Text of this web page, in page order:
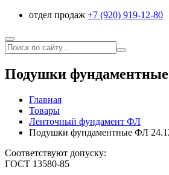
отдел продаж +7 (920) 919-12-80
Подушки
Главная
Товары
Ленточный фундамент ФЛ
Подушки фундаментные ФЛ
Соответствуют допуску:
ГОСТ 13580-85